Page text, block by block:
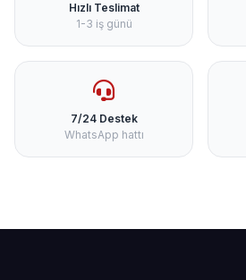
Hızlı Teslimat
1-3 iş günü
7/24 Destek
WhatsApp hattı